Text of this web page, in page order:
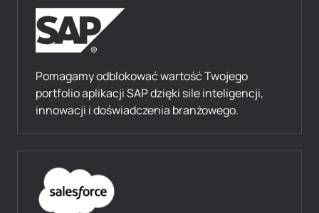
Pomagamy odblokować wartość Twojego
portfolio aplikacji SAP dzięki sile inteligencji,
innowacji i doświadczenia branżowego.